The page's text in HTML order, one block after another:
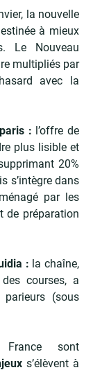
la nouvelle
à mieux
Le Nouveau
multipliés par
avec la
: l’offre de
plus lisible et
20%
s’intègre dans
par les
de préparation
: la chaîne,
courses, a
(sous
France sont
s’élèvent à